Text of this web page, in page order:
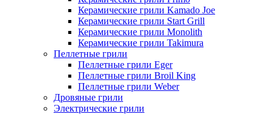
Керамические грили Kamado Joe
Керамические грили Start Grill
Керамические грили Monolith
Керамические грили Takimura
Пеллетные грили
Пеллетные грили Eger
Пеллетные грили Broil King
Пеллетные грили Weber
Дровяные грили
Электрические грили